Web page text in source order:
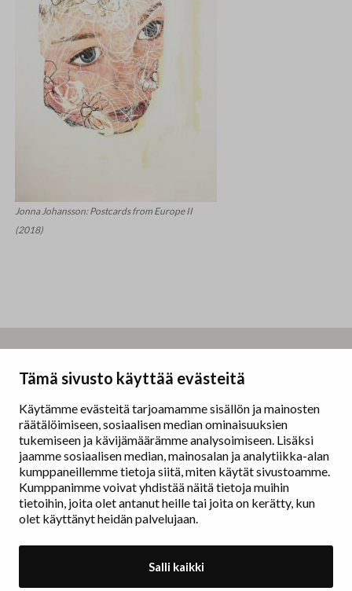
Tämä sivusto käyttää evästeitä
Käytämme evästeitä tarjoamamme sisällön ja mainosten
räätälöimiseen, sosiaalisen median ominaisuuksien
tukemiseen ja kävijämäärämme analysoimiseen. Lisäksi
jaamme sosiaalisen median, mainosalan ja analytiikka-alan
kumppaneillemme tietoja siitä, miten käytät sivustoamme.
Kumppanimme voivat yhdistää näitä tietoja muihin
tietoihin, joita olet antanut heille tai joita on kerätty, kun
olet käyttänyt heidän palvelujaan.
Salli kaikki
Jonna Johansson: Postcards from Europe II
(2018)
Erottajankatu 9 B
00130 Helsinki
www.painters.fi
Näyttelytoiminta
tm•gallerian esittely
Muu näyttelytoiminta